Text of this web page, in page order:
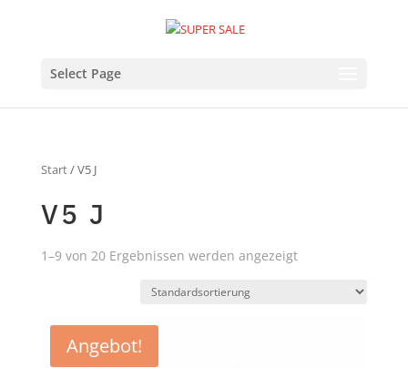
Select Page
Start/ V5 J
V5 J
1–9 von 20 Ergebnissen werden angezeigt
Angebot!